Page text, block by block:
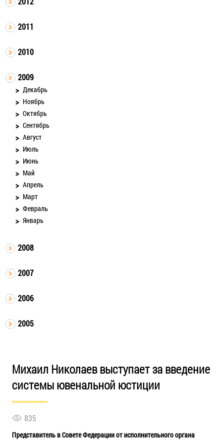
2011
2010
2009
Декабрь
Ноябрь
Октябрь
Сентябрь
Август
Июль
Июнь
Май
Апрель
Март
Февраль
Январь
2008
2007
2006
2005
Михаил Николаев выступает за введение
системы ювенальной юстиции
835
Представитель в Совете Федерации от исполнительного органа